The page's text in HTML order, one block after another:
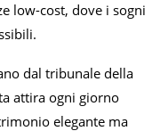
low-cost, dove i sogni
dal tribunale della
attira ogni giorno
elegante ma